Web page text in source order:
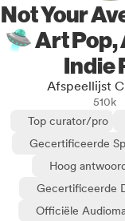
Not Your
🛸 Art Pop,
Indie
Afspeellijst
510k
Top curator/pro
Gecertificeerde
Hoog
Gecertificeerde
Officiële